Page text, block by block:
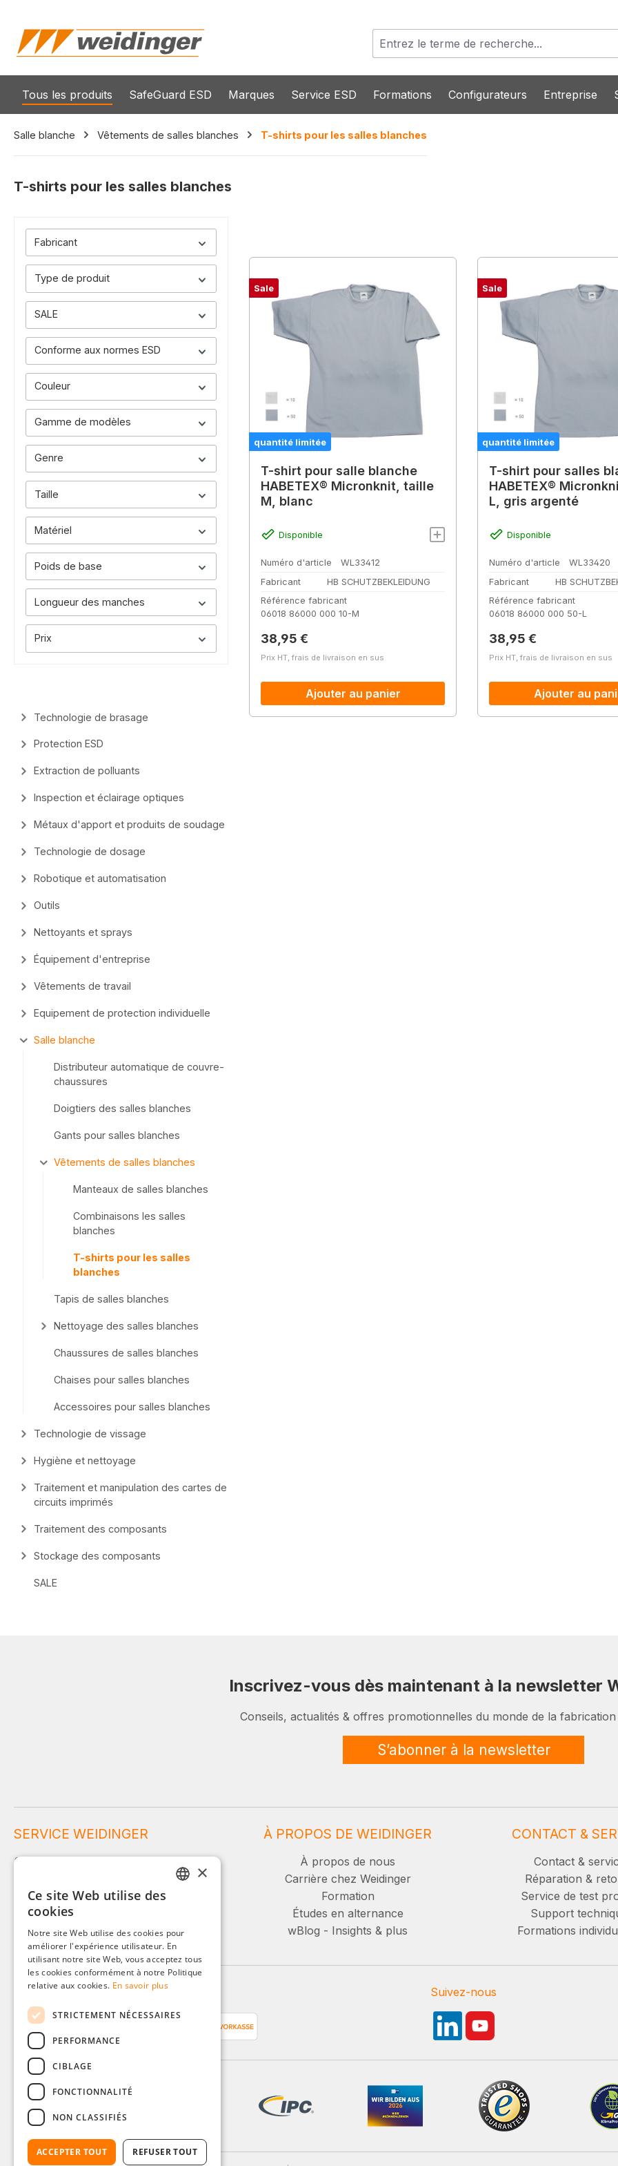
Tous les produits SafeGuard ESD Marques Service ESD Formations Configurateurs Entreprise
Salle blanche Vêtements de salles blanches T-shirts pour les salles blanches
T-shirts pour les salles blanches
Fabricant
Type de produit
SALE
Conforme aux normes ESD
Couleur
Gamme de modèles
Genre
Taille
Matériel
Poids de base
Longueur des manches
Prix
Technologie de brasage
Protection ESD
Extraction de polluants
Inspection et éclairage optiques
Métaux d'apport et produits de soudage
Technologie de dosage
Robotique et automatisation
Outils
Nettoyants et sprays
Équipement d'entreprise
Vêtements de travail
Equipement de protection individuelle
Salle blanche
Distributeur automatique de couvre-
chaussures
Doigtiers des salles blanches
Gants pour salles blanches
Vêtements de salles blanches
Manteaux de salles blanches
Combinaisons les salles
blanches
T-shirts pour les salles
blanches
Tapis de salles blanches
Nettoyage des salles blanches
Chaussures de salles blanches
Chaises pour salles blanches
Accessoires pour salles blanches
Technologie de vissage
Hygiène et nettoyage
Traitement et manipulation des cartes de
circuits imprimés
Traitement des composants
Stockage des composants
SALE
Sale
quantité limitée
T-shirt pour salle blanche
HABETEX® Micronknit, taille
M, blanc
Disponible
Numéro d'article
WL33412
Fabricant
HB SCHUTZBEKLEIDUNG
Référence fabricant
06018 86000 000 10-M
Prix régulier :
38,95 €
Prix HT, frais de livraison en sus
Ajouter au panier
Sale
quantité limitée
T-shirt pour salles
HABETEX®
L, gris argenté
Disponible
Numéro d'article
WL33420
Fabricant
HB
Référence fabricant
06018 86000 000 50-L
Prix régulier :
38,95 €
Prix HT, frais de livraison en sus
Ajouter au
Inscrivez-vous dès maintenant à la newsletter
Conseils, actualités & offres promotionnelles du monde de la
S’abonner à la newsletter
SERVICE WEIDINGER
Service et conseil :
+49 (0)8142 / 4289 - 300
Lu-Ve, 08:00 - 16:00
Ou via notre formulaire de contact.
À PROPOS DE WEIDINGER
À propos de nous
Carrière chez Weidinger
Formation
Études en alternance
wBlog - Insights & plus
CONTACT &
Contact &
Réparation &
Service de test
Support
Formations
Moyens de paiement Suivez-nous
ITALIAN
POLISH
×
Ce site Web utilise des
cookies
Notre site Web utilise des cookies pour
améliorer l'expérience utilisateur. En
utilisant notre site Web, vous acceptez tous
les cookies conformément à notre Politique
relative aux cookies. En savoir plus
STRICTEMENT NÉCESSAIRES
PERFORMANCE
CIBLAGE
FONCTIONNALITÉ
NON CLASSIFIÉS
ACCEPTER TOUT REFUSER TOUT